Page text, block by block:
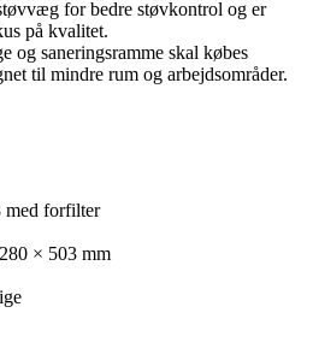
for bedre støvkontrol og er
på kvalitet.
og saneringsramme skal købes
til mindre rum og arbejdsområder.
med forfilter
× 503 mm